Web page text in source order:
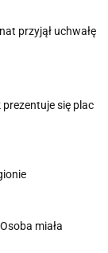
przyjął uchwałę
się plac
miała